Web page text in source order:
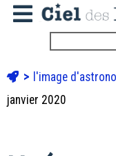
l'image
janvier 2020